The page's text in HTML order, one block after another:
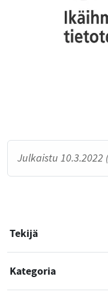
Julkaistu 10.3.2022
Tekijä
Kategoria